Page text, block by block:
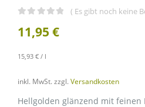
( Es gibt noch keine
11,95 €
15,93 € / l
inkl. MwSt. zzgl. Versandkosten
Hellgolden glänzend mit feinen